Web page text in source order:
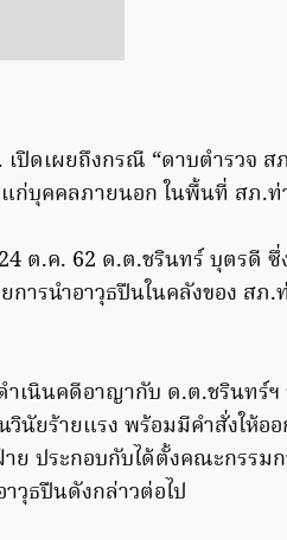
ดเผยถึงกรณี “ดาบตำรวจ ส
ก่บุคคลภายนอก ในพื้นที่ สภ.
ต.ค. 62 ด.ต.ชรินทร์ บุตรดี
การนำอาวุธปืนในคลังของ สภ
เนินคดีอาญากับ ด.ต.ชรินทร์ฯ
นัยร้ายแรง พร้อมมีคำสั่งให้อ
าย ประกอบกับได้ตั้งคณะกรรม
วุธปืนดังกล่าวต่อไป